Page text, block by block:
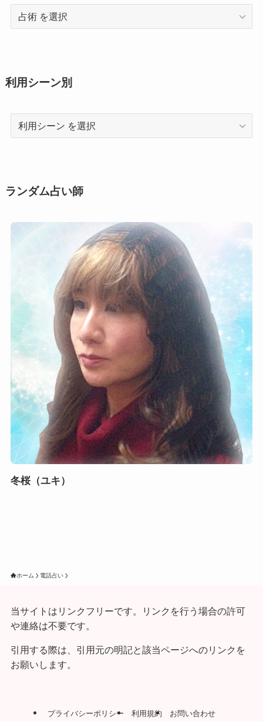
術
利用シーン別
利
用
ン
ランダム占い師
冬桜（ユキ）
ホーム 電話占い
当サイトはリンクフリーです。リンクを行う場合の許可
や連絡は不要です。
引用する際は、引用元の明記と該当ページへのリンクを
お願いします。
プライバシーポリシー 利用規約 お問い合わせ